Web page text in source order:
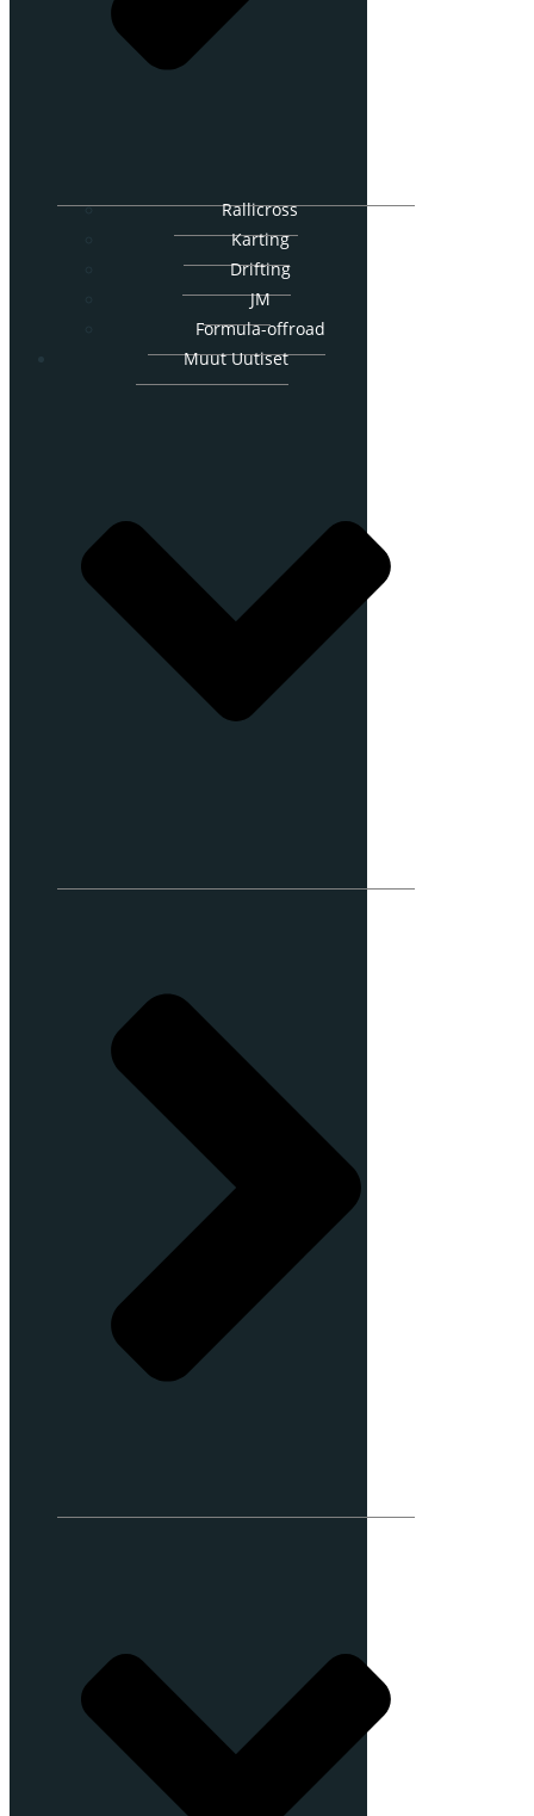
Rallicross
Karting
Drifting
JM
Formula-offroad
Muut Uutiset